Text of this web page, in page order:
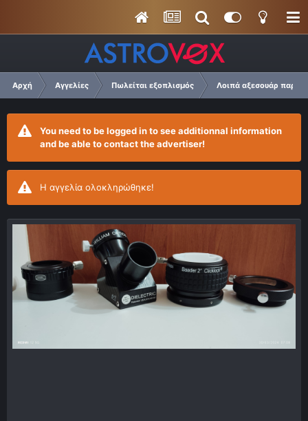
Αρχή Αγγελίες Πωλείται εξοπλισμός Λοιπά αξεσουάρ
You need to be logged in to see additionnal information
and be able to contact the advertiser!
Η αγγελία ολοκληρώθηκε!